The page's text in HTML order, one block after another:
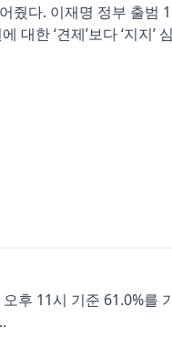
줬다. 이재명 정부 출범
대한 ‘견제’보다 ‘지지
후 11시 기준 61.0%